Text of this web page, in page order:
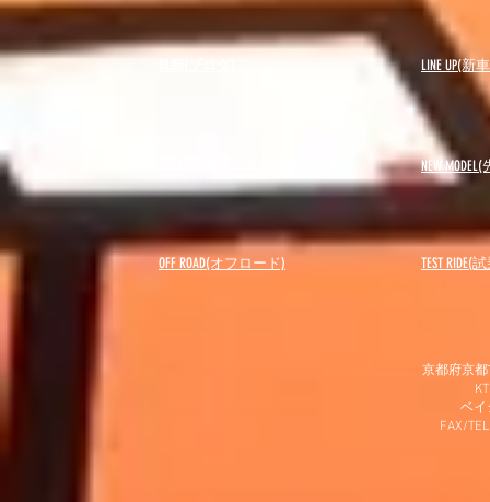
LINE UP(新
NEW MODEL(
OFF ROAD(オフロード) ​TEST RIDE(
京都府京
ベイ
FAX/